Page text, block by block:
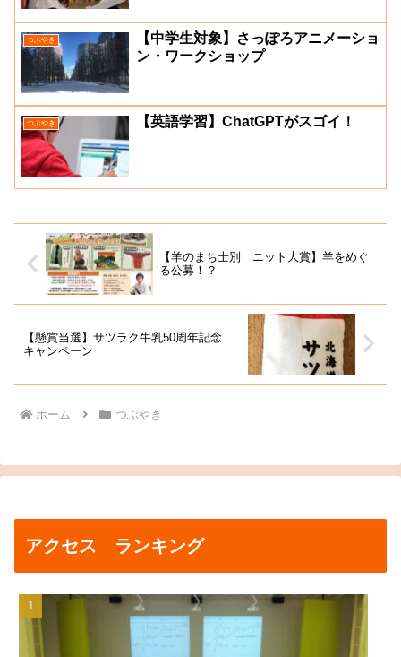
つぶやき
【中学生対象】さっぽろアニメーショ
ン・ワークショップ
つぶやき 【英語学習】ChatGPTがスゴイ！
【羊のまち士別 ニット大賞】羊をめぐ
る公募！？
【懸賞当選】サツラク牛乳50周年記念
キャンペーン
ホーム つぶやき
アクセス ランキング